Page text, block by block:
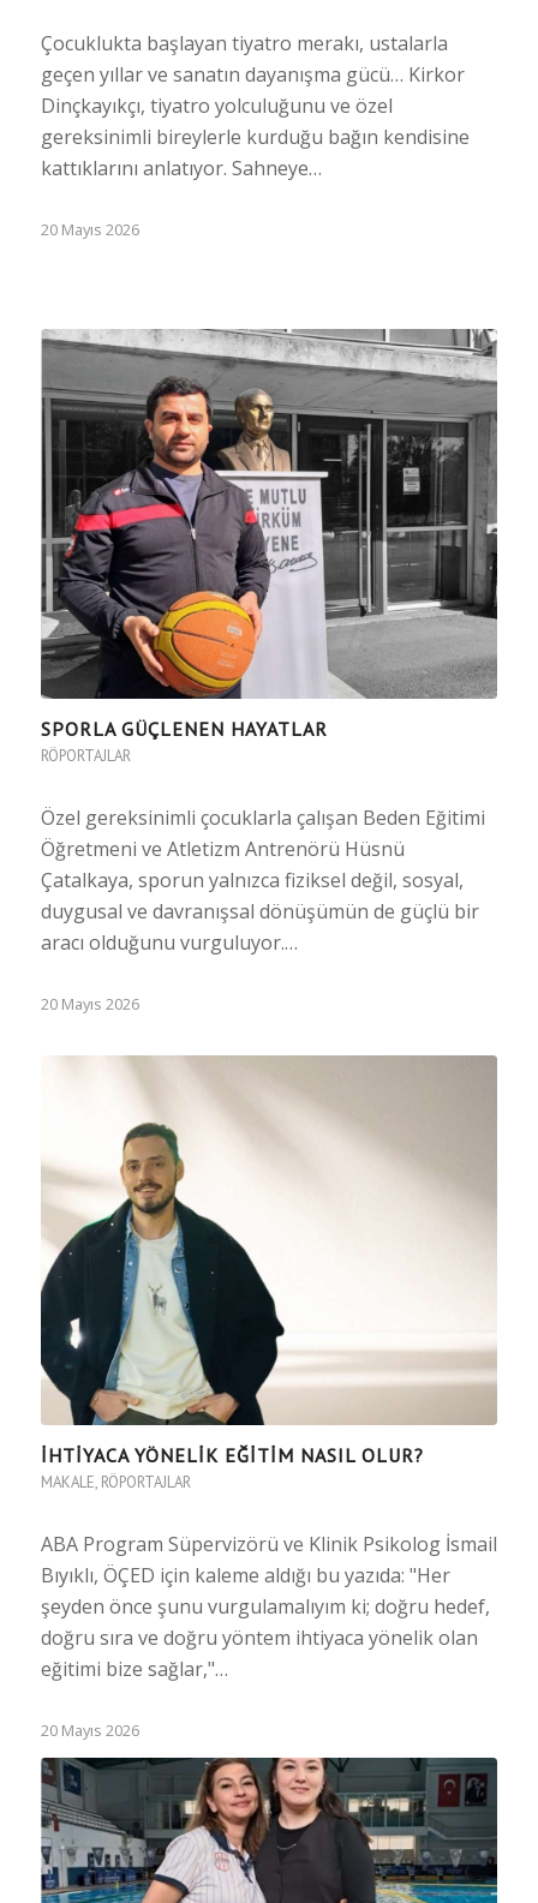
Çocuklukta başlayan tiyatro merakı, ustalarla
geçen yıllar ve sanatın dayanışma gücü… Kirkor
Dinçkayıkçı, tiyatro yolculuğunu ve özel
gereksinimli bireylerle kurduğu bağın kendisine
kattıklarını anlatıyor. Sahneye…
20 Mayıs 2026
SPORLA GÜÇLENEN HAYATLAR
RÖPORTAJLAR
Özel gereksinimli çocuklarla çalışan Beden Eğitimi
Öğretmeni ve Atletizm Antrenörü Hüsnü
Çatalkaya, sporun yalnızca fiziksel değil, sosyal,
duygusal ve davranışsal dönüşümün de güçlü bir
aracı olduğunu vurguluyor.…
20 Mayıs 2026
İHTİYACA YÖNELİK EĞİTİM NASIL OLUR?
MAKALE, RÖPORTAJLAR
ABA Program Süpervizörü ve Klinik Psikolog İsmail
Bıyıklı, ÖÇED için kaleme aldığı bu yazıda: "Her
şeyden önce şunu vurgulamalıyım ki; doğru hedef,
doğru sıra ve doğru yöntem ihtiyaca yönelik olan
eğitimi bize sağlar,"…
20 Mayıs 2026